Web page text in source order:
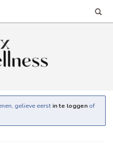
gelieve eerst in te loggen of